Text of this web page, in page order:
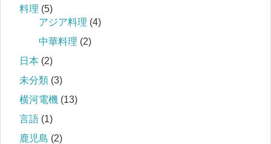
料理 (5)
アジア料理 (4)
中華料理 (2)
日本 (2)
未分類 (3)
横河電機 (13)
言語 (1)
鹿児島 (2)